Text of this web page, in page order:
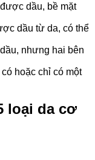
dầu, bề mặt
dầu từ da, có thể
nhưng hai bên
hoặc chỉ có một
loại da cơ